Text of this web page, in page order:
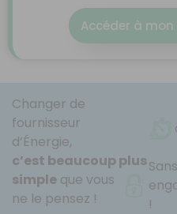
Accéder à mon
Changer de
fournisseur
d’Énergie,
c’est beaucoup plus
simple que vous
ne le pensez !
Sans
!